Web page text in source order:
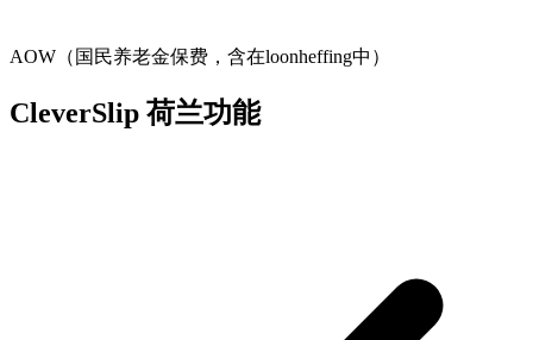
AOW（国民养老金保费，含在loonheffing中）
CleverSlip 荷兰功能